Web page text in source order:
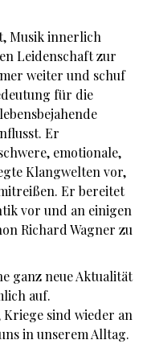
Musik innerlich
Leidenschaft zur
weiter und schuf
für die
Er
emotionale,
Klangwelten vor,
Er bereitet
vor und an einigen
Richard Wagner zu
ganz neue Aktualität
auf.
sind wieder an
in unserem Alltag.